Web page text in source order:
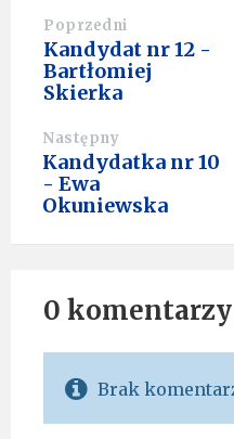
Poprzedni
Kandydat nr 12 -
Bartłomiej
Skierka
Następny
Kandydatka nr 10
- Ewa
Okuniewska
0 komentarzy
Brak